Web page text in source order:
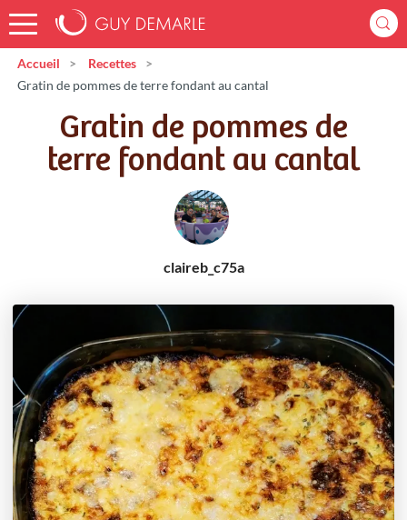
Accueil
Recettes
Gratin de pommes de terre fondant au cantal
Gratin de pommes de
terre fondant au cantal
claireb_c75a